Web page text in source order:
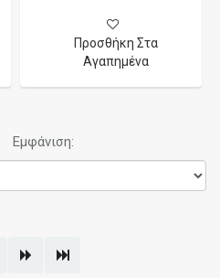
Προσθήκη Στα
Αγαπημένα
Εμφάνιση: